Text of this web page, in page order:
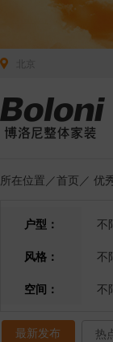
所在位置／首页 ／ 优
户型： 不
风格：
不
空间：
不
最新发布 热